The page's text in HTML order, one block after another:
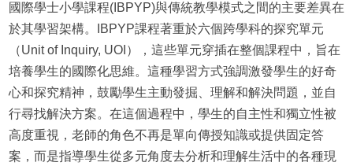
國際學士小學課程(IBPYP)與傳統教學模式之間的主要差異在
於其學習架構。IBPYP課程著重於六個跨學科的探究單元
（Unit of Inquiry, UOI），這些單元穿插在整個課程中，旨在
培養學生的國際化思維。這種學習方式強調激發學生的好奇
心和探究精神，鼓勵學生主動發掘、理解和解決問題，並自
行尋找解決方案。在這個過程中，學生的自主性和獨立性被
高度重視，老師的角色不再是單向傳授知識或提供固定答
案，而是指導學生從多元角度去分析和理解生活中的各種現